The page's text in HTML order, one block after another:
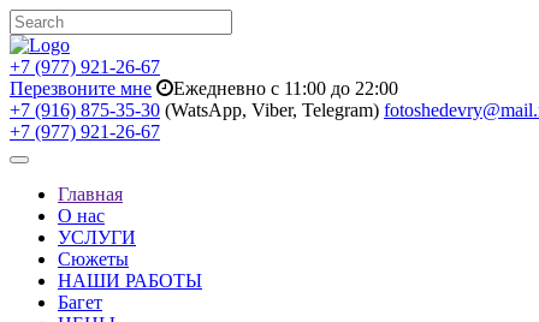
+7 (977) 921-26-67
Перезвоните мне
Ежедневно с 11:00 до 22:00
+7 (916) 875-35-30 (WatsApp, Viber, Telegram)
+7 (977) 921-26-67
Toggle
navigationГлавная
О нас
УСЛУГИ
Сюжеты
НАШИ РАБОТЫ
Багет